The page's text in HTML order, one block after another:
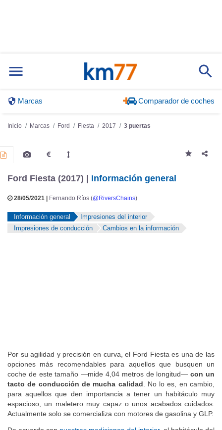
Marcas Comparador de coches
Ford Fiesta (2017) | Información general
Información general
Impresiones del interior
Por su agilidad y precisión en curva, el Ford Fiesta es una de las
opciones más recomendables para aquellos que busquen un
coche de este tamaño —mide 4,04 metros de longitud—con un
tacto de conducción de mucha calidad. No lo es, en cambio,
para aquellos que den importancia a tener un habitáculo muy
espacioso, un maletero muy capaz o unos acabados cuidados.